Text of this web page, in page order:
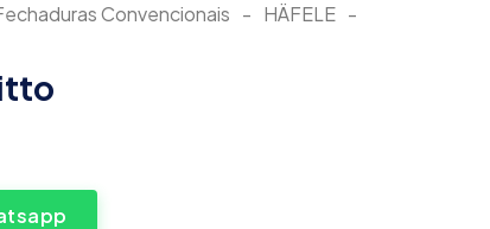
Convencionais - HÄFELE -